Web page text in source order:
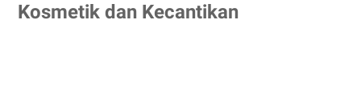
Kosmetik dan Kecantikan